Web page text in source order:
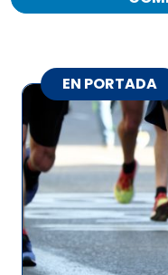
EN PORTADA